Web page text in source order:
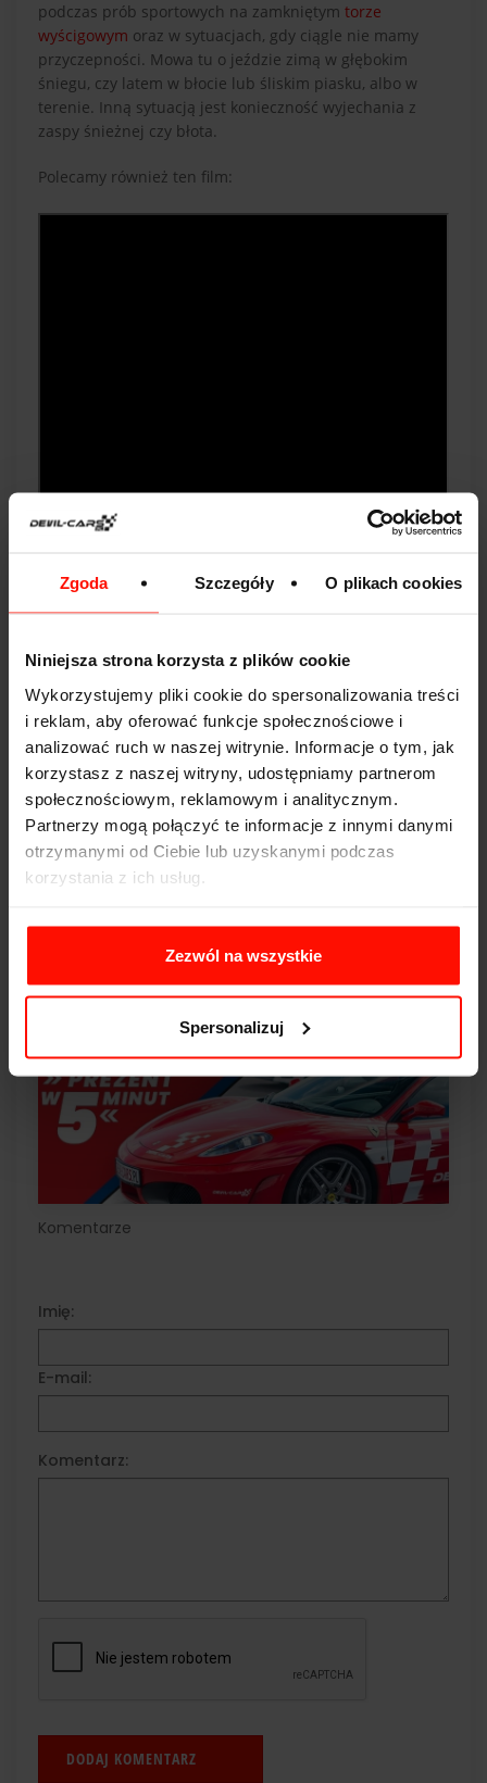
Zgoda Szczegóły O plikach cookies
Niniejsza strona korzysta z plików cookie
Wykorzystujemy pliki cookie do spersonalizowania treści
i reklam, aby oferować funkcje społecznościowe i
analizować ruch w naszej witrynie. Informacje o tym, jak
korzystasz z naszej witryny, udostępniamy partnerom
społecznościowym, reklamowym i analitycznym.
Partnerzy mogą połączyć te informacje z innymi danymi
otrzymanymi od Ciebie lub uzyskanymi podczas
korzystania z ich usług.
Zezwól na wszystkie
Spersonalizuj
podczas prób sportowych na zamkniętym torze
wyścigowym oraz w sytuacjach, gdy ciągle nie mamy
przyczepności. Mowa tu o jeździe zimą w głębokim
śniegu, czy latem w błocie lub śliskim piasku, albo w
terenie. Inną sytuacją jest konieczność wyjechania z
zaspy śnieżnej czy błota.
Polecamy również ten film:
Dzięki za przeczytanie artykułu. Jesteś fanem
ofertęprzejażdżek po torachw całej Polsce. Kliknij
obrazek i sprawdź ceny oraz dostepność przejazdów!
Komentarze
Imię:
E-mail:
Komentarz: